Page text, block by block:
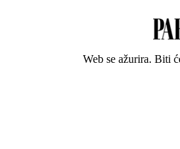
Web se ažurira. Biti